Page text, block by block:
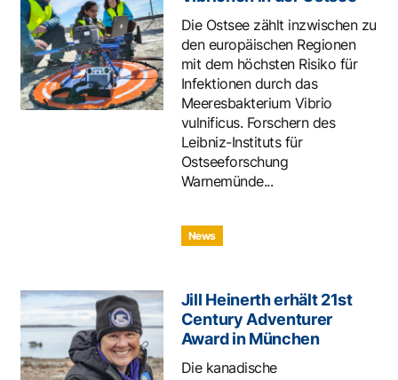
Die Ostsee zählt inzwischen zu
den europäischen Regionen
mit dem höchsten Risiko für
Infektionen durch das
Meeresbakterium Vibrio
vulnificus. Forschern des
Leibniz-Instituts für
Ostseeforschung
Warnemünde...
News
Jill Heinerth erhält 21st
Century Adventurer
Award in München
Die kanadische